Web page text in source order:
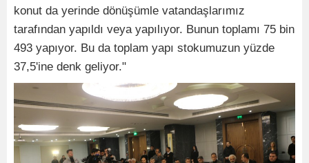
konut da yerinde dönüşümle vatandaşlarımız
tarafından yapıldı veya yapılıyor. Bunun toplamı 75 bin
493 yapıyor. Bu da toplam yapı stokumuzun yüzde
37,5'ine denk geliyor."